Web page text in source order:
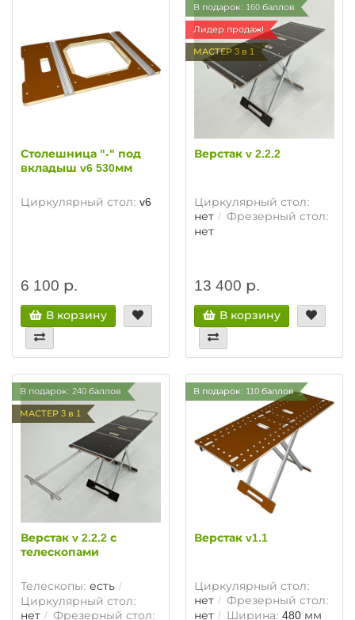
Столешница "-" под
вкладыш v6 530мм
Циркулярный стол: v6
6 100 р.
В корзину
В подарок: 160 баллов
Лидер продаж!
МАСТЕР 3 в 1
Верстак v 2.2.2
Циркулярный стол:
нет
Фрезерный стол:
нет
13 400 р.
В корзину
В подарок: 240 баллов
МАСТЕР 3 в 1
Верстак v 2.2.2 с
телескопами
Телескопы: есть
Циркулярный стол:
нет
Фрезерный стол:
В подарок: 110 баллов
Верстак v1.1
Циркулярный стол:
нет
Фрезерный стол:
нет
Ширина: 480 мм